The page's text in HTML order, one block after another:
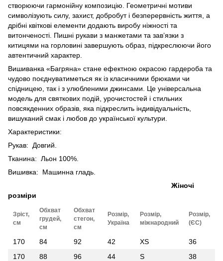
створюючи гармонійну композицію. Геометричні мотиви
символізують силу, захист, добробут і безперервність життя, а
дрібні квіткові елементи додають виробу ніжності та
витонченості. Пишні рукави з манжетами та зав’язки з
китицями на горловині завершують образ, підкреслюючи його
автентичний характер.
Вишиванка «Багряна» стане ефектною окрасою гардероба та
чудово поєднуватиметься як із класичними брюками чи
спідницею, так і з улюбленими джинсами. Це універсальна
модель для святкових подій, урочистостей і стильних
повсякденних образів, яка підкреслить індивідуальність,
вишуканий смак і любов до української культури.
Характеристики:
Рукав: Довгий.
Тканина: Льон 100%.
Вишивка: Машинна гладь.
Жіночі
розміри
Зріст,
см
Обхват
грудей,
см
Обхват
стегон,
см
Розмір,
Україна
Розмір,
міжнародний
Розмір,
(ЄС)
170 84 92 42 XS
36
170
88 96 44 S
38